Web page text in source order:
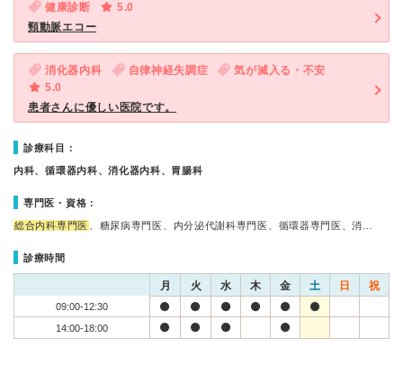
健康診断
5.0
頸動脈エコー
消化器内科 自律神経失調症
気が滅入る・不安
5.0
患者さんに優しい医院です。
診療科目：
内科、循環器内科、消化器内科、胃腸科
専門医・資格：
総合内科専門医 、糖尿病専門医、内分泌代謝科専門医、循環器専門医、消…
診療時間
月 火 水 木 金 土 日 祝
09:00-12:30
14:00-18:00